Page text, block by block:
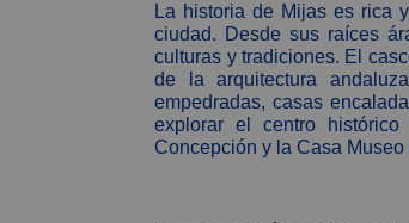
La historia de Mijas es rica
ciudad. Desde sus raíces
culturas y tradiciones. El
de la arquitectura
empedradas, casas
explorar el centro
Concepción y la Casa Museo